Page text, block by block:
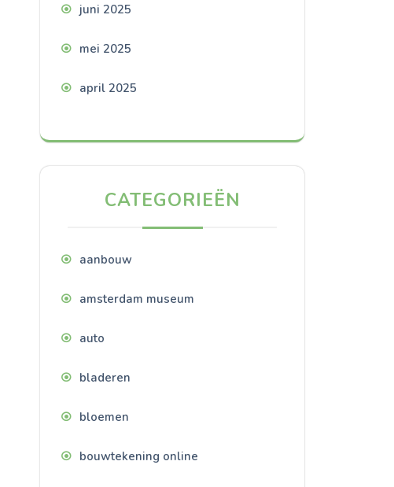
juni 2025
mei 2025
april 2025
CATEGORIEËN
aanbouw
amsterdam museum
auto
bladeren
bloemen
bouwtekening online